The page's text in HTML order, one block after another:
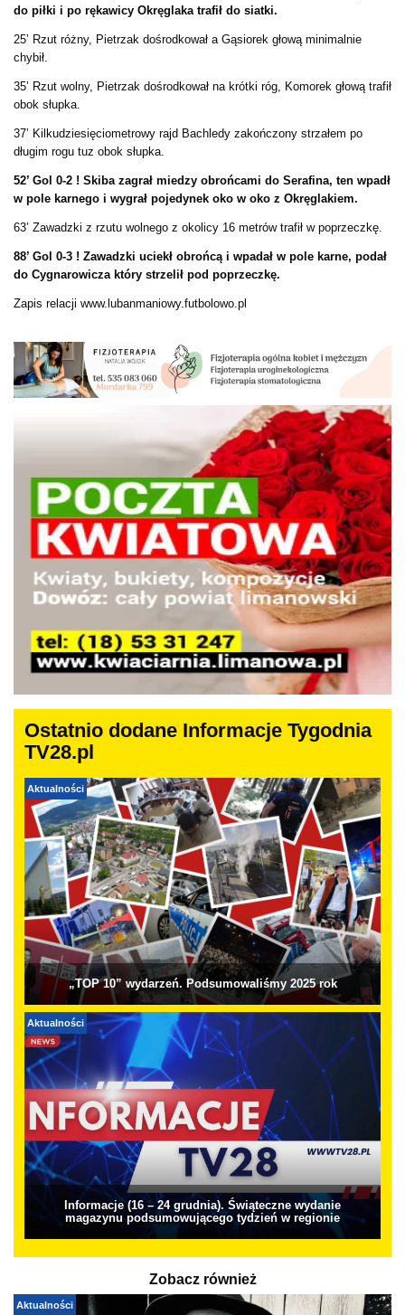
do piłki i po rękawicy Okręglaka trafił do siatki.
25’ Rzut różny, Pietrzak dośrodkował a Gąsiorek głową minimalnie
chybił.
35’ Rzut wolny, Pietrzak dośrodkował na krótki róg, Komorek głową trafił
obok słupka.
37’ Kilkudziesięciometrowy rajd Bachledy zakończony strzałem po
długim rogu tuz obok słupka.
52’ Gol 0-2 ! Skiba zagrał miedzy obrońcami do Serafina, ten wpadł
w pole karnego i wygrał pojedynek oko w oko z Okręglakiem.
63’ Zawadzki z rzutu wolnego z okolicy 16 metrów trafił w poprzeczkę.
88’ Gol 0-3 ! Zawadzki uciekł obrońcą i wpadał w pole karne, podał
do Cygnarowicza który strzelił pod poprzeczkę.
Zapis relacji www.lubanmaniowy.futbolowo.pl
Ostatnio dodane Informacje Tygodnia
TV28.pl
Aktualności
„TOP 10” wydarzeń. Podsumowaliśmy 2025 rok
Aktualności
Informacje (16 – 24 grudnia). Świąteczne wydanie
magazynu podsumowującego tydzień w regionie
Zobacz również
Aktualności